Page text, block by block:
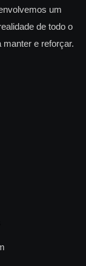
um
de todo o
e reforçar.